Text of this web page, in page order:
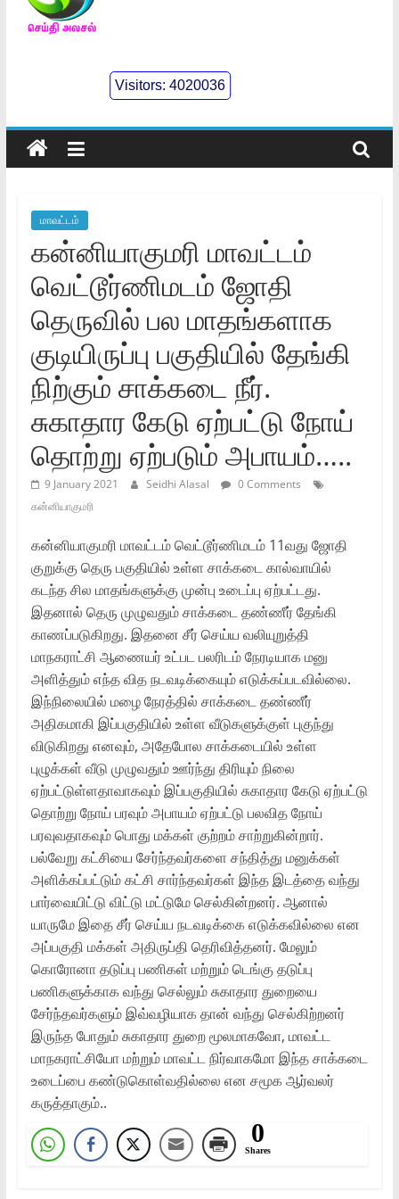
செய்திஅலசல்
Seidhialasal
Tamil
Online
Visitors:4020036
மாவட்டம்
கன்னியாகுமரி மாவட்டம்
வெட்டூர்ணிமடம் ஜோதி
தெருவில் பல மாதங்களாக
குடியிருப்பு பகுதியில் தேங்கி
நிற்கும் சாக்கடை நீர்.
சுகாதார கேடு ஏற்பட்டு நோய்
தொற்று ஏற்படும் அபாயம்…..
9 January 2021 Seidhi Alasal
0 Comments
கன்னியாகுமரி
கன்னியாகுமரி மாவட்டம் வெட்டூர்ணிமடம் 11வது ஜோதி
குறுக்கு தெரு பகுதியில் உள்ள சாக்கடை கால்வாயில்
கடந்த சில மாதங்களுக்கு முன்பு உடைப்பு ஏற்பட்டது.
இதனால் தெரு முழுவதும் சாக்கடை தண்ணீர் தேங்கி
காணப்படுகிறது. இதனை சீர் செய்ய வலியுறுத்தி
மாநகராட்சி ஆணையர் உட்பட பலரிடம் நேரடியாக மனு
அளித்தும் எந்த வித நடவடிக்கையும் எடுக்கப்படவில்லை.
இந்நிலையில் மழை நேரத்தில் சாக்கடை தண்ணீர்
அதிகமாகி இப்பகுதியில் உள்ள வீடுகளுக்குள் புகுந்து
விடுகிறது எனவும், அதேபோல சாக்கடையில் உள்ள
புழுக்கள் வீடு முழுவதும் ஊர்ந்து திரியும் நிலை
ஏற்பட்டுள்ளதாவாகவும் இப்பகுதியில் சுகாதார கேடு ஏற்பட்டு
தொற்று நோய் பரவும் அபாயம் ஏற்பட்டு பலவித நோய்
பரவுவதாகவும் பொது மக்கள் குற்றம் சாற்றுகின்றார்.
பல்வேறு கட்சியை சேர்ந்தவர்களை சந்தித்து மனுக்கள்
அளிக்கப்பட்டும் கட்சி சார்ந்தவர்கள் இந்த இடத்தை வந்து
பார்வையிட்டு விட்டு மட்டுமே செல்கின்றனர். ஆனால்
யாருமே இதை சீர் செய்ய நடவடிக்கை எடுக்கவில்லை என
அப்பகுதி மக்கள் அதிருப்தி தெரிவித்தனர். மேலும்
கொரோனா தடுப்பு பணிகள் மற்றும் டெங்கு தடுப்பு
பணிகளுக்காக வந்து செல்லும் சுகாதார துறையை
சேர்ந்தவர்களும் இவ்வழியாக தான் வந்து செல்கிற்றனர்
இருந்த போதும் சுகாதார துறை மூலமாகவோ, மாவட்ட
மாநகராட்சியோ மற்றும் மாவட்ட நிர்வாகமோ இந்த சாக்கடை
உடைப்பை கண்டுகொள்வதில்லை என சமூக ஆர்வலர்
கருத்தாகும்..
0
Shares